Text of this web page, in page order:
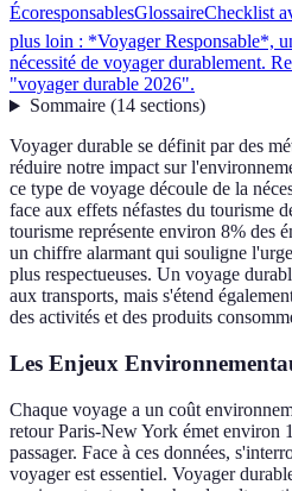
ÉcoresponsablesGlossaireChecklist
plus loin : *Voyager Responsable*,
nécessité de voyager durablement.
"voyager durable 2026".
Sommaire(14 sections)
Voyager durable se définit par des
réduire notre impact sur
ce type de voyage découle de la
face aux effets néfastes du tourisme
tourisme représente environ 8% des
un chiffre alarmant qui souligne
plus respectueuses. Un voyage
aux transports, mais s'étend
des activités et des produits
Les Enjeux
Chaque voyage a un coût
retour Paris-New York émet environ
passager. Face à ces données,
voyager est essentiel. Voyager